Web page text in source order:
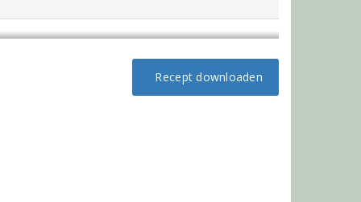
Recept downloaden